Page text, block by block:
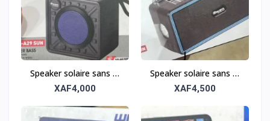
Speaker solaire sans fil
tout-terrain – Robuste
XAF4,000
Speaker solaire sans fil
tout-terrain – Robuste
XAF4,500